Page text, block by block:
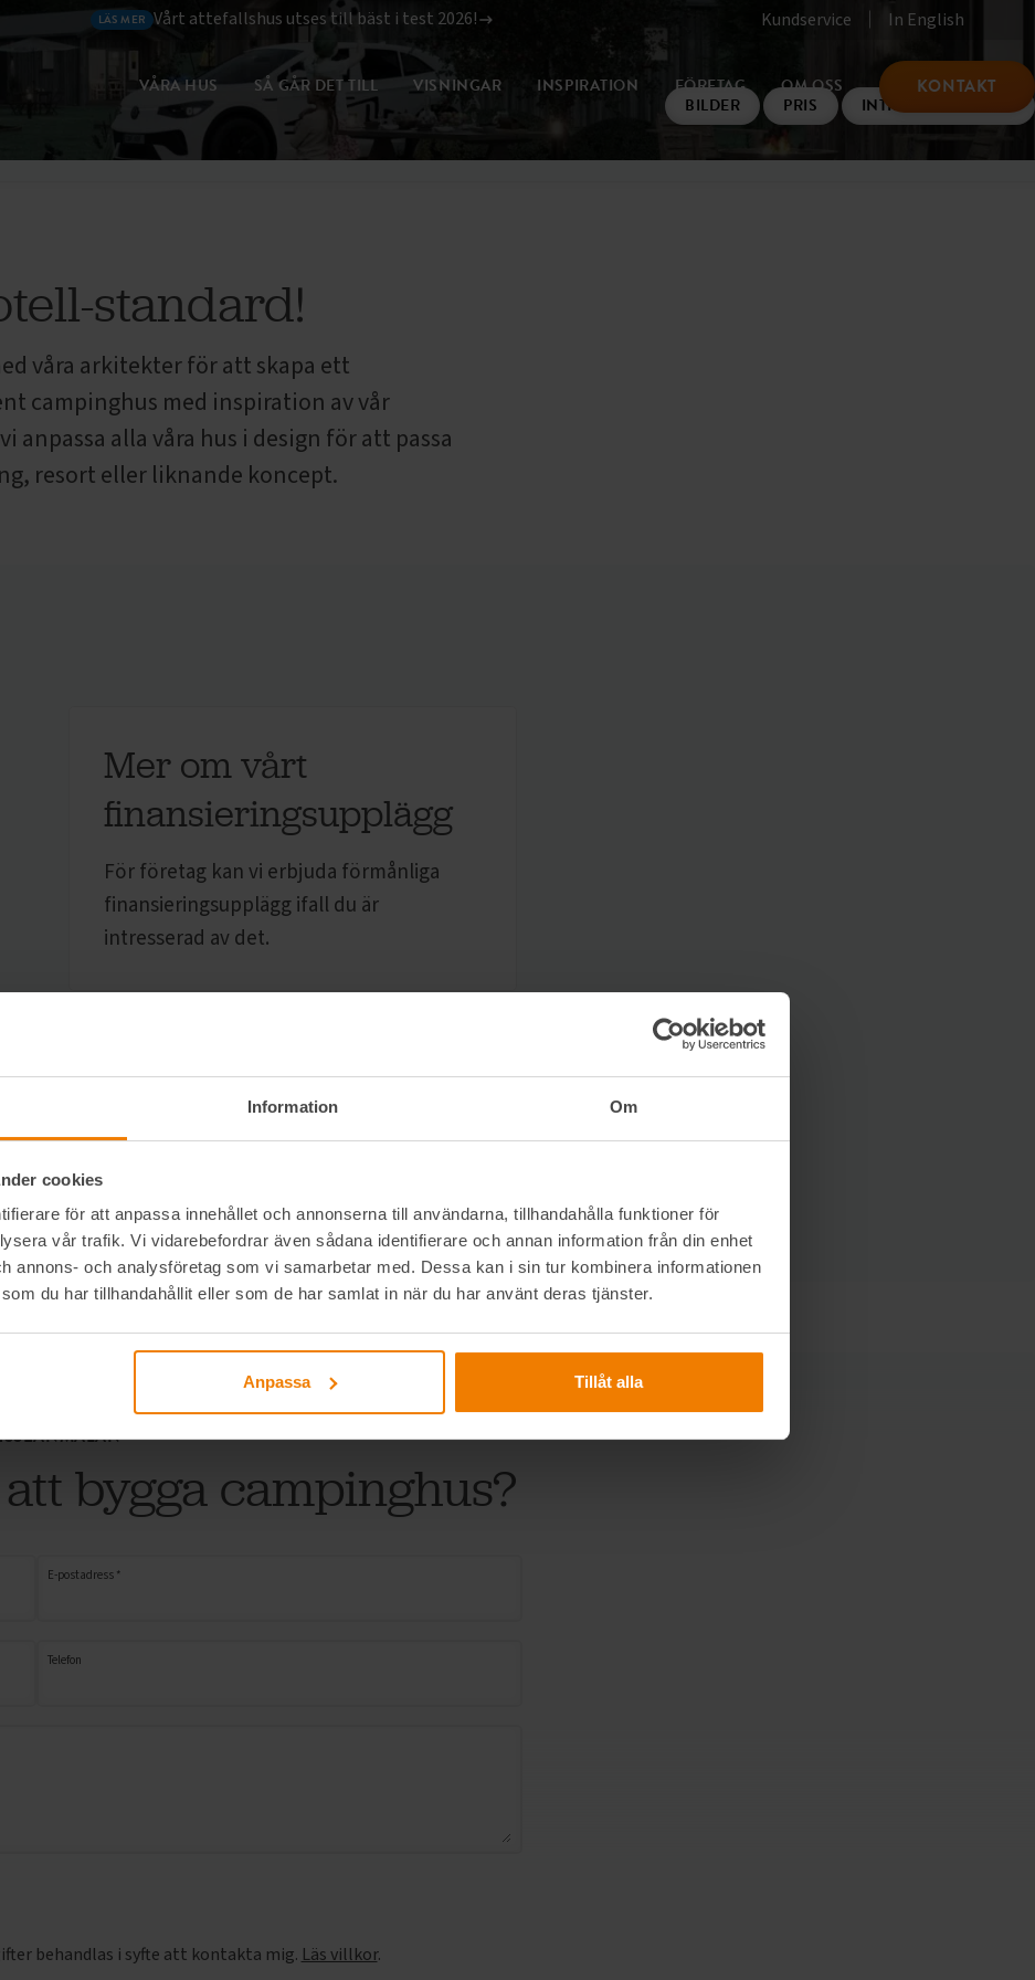
Information Om
cookies
för att anpassa innehållet och annonserna till användarna, tillhandahålla funktioner för
vår trafik. Vi vidarebefordrar även sådana identifierare och annan information från din enhet
annons- och analysföretag som vi samarbetar med. Dessa kan i sin tur kombinera informationen
du har tillhandahållit eller som de har samlat in när du har använt deras tjänster.
Anpassa Tillåt alla
LÄS MER Vårt attefallshus utses till bäst i test 2026! Kundservice In English
VÅRA HUS SÅ GÅR DET TILL VISNINGAR INSPIRATION FÖRETAG OM OSS KONTAKT
BILDER PRIS INTRESSEANMÄLAN
standard!
våra arkitekter för att skapa ett
campinghus med inspiration av vår
alla våra hus i design för att passa
resort eller liknande koncept.
Mer om vårt
finansieringsupplägg
För företag kan vi erbjuda förmånliga
finansieringsupplägg ifall du är
intresserad av det.
bygga campinghus?
E-postadress *
Telefon
behandlas i syfte att kontakta mig. Läs villkor.